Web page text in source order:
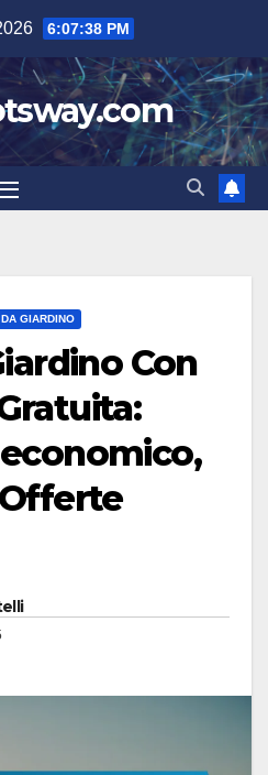
6:07:39 PM
GIARDINO
Con